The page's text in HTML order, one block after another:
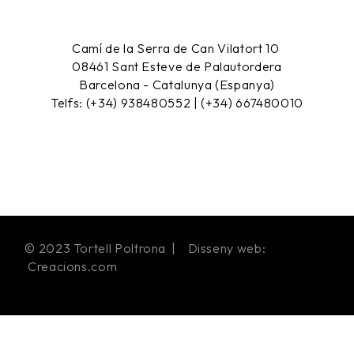
Camí de la Serra de Can Vilatort 10
08461 Sant Esteve de Palautordera
Barcelona - Catalunya (Espanya)
Telfs: (+34) 938480552 | (+34) 667480010
© 2023 Tortell Poltrona | Disseny web:
Creacions.com